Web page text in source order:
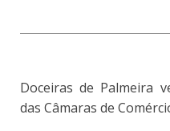
Doceiras de Palmeira
das Câmaras de